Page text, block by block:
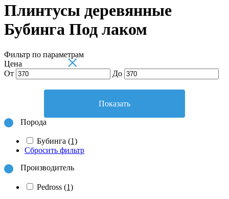
Плинтусы деревянные
Бубинга Под лаком
Фильтр по параметрам
×
Цена
От
До
Показать
Порода
Бубинга (1)
Сбросить фильтр
Производитель
Pedross (1)